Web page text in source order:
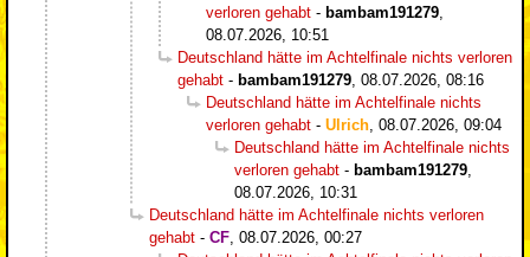
verloren gehabt - bambam191279
08.07.2026, 10:51
Deutschland hätte im Achtelfinale nichts verloren
gehabt - bambam191279 08.07.2026, 08:16
Deutschland hätte im Achtelfinale nichts
verloren gehabt - Ulrich 08.07.2026, 09:04
Deutschland hätte im Achtelfinale nichts
verloren gehabt - bambam191279
08.07.2026, 10:31
Deutschland hätte im Achtelfinale nichts verloren
gehabt - CF 08.07.2026, 00:27